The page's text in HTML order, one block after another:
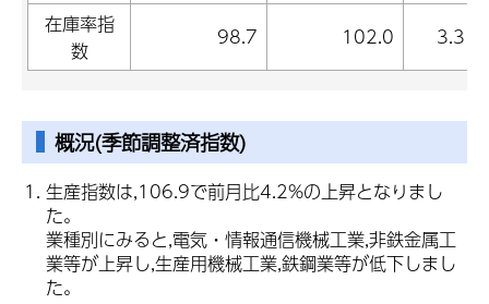
在庫率指
数
98.7 102.0 3.3
概況(季節調整済指数)
生産指数は,106.9で前月比4.2%の上昇となりまし
た。
業種別にみると,電気・情報通信機械工業,非鉄金属工
業等が上昇し,生産用機械工業,鉄鋼業等が低下しまし
た。